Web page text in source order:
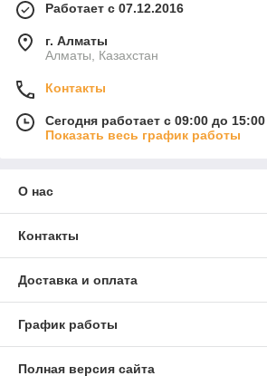
Работает с 07.12.2016
г. Алматы
Алматы, Казахстан
Контакты
Сегодня работает с 09:00 до 15:00
Показать весь график работы
О нас
Контакты
Доставка и оплата
График работы
Полная версия сайта